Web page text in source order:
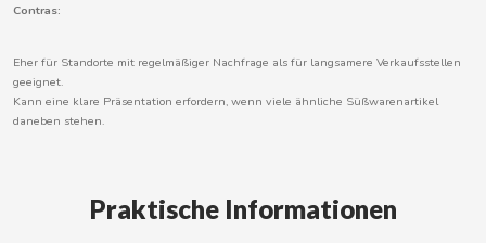
CANDELAS
CARRETILLA
Contras:
Eher für Standorte mit regelmäßiger Nachfrage als für langsamere Verkaufsstellen
geeignet.
Kann eine klare Präsentation erfordern, wenn viele ähnliche Süßwarenartikel
daneben stehen.
Praktische Informationen